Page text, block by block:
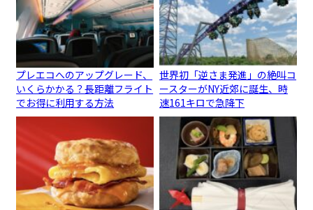
プレエコへのアップグレード、
いくらかかる？長距離フライト
でお得に利用する方法
世界初「逆さま発進」の絶叫コ
ースターがNY近郊に誕生、時
速161キロで急降下